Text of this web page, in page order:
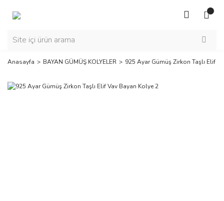
Anasayfa BAYAN GÜMÜŞ KOLYELER 925 Ayar Gümüş Zirkon Taşlı Elif